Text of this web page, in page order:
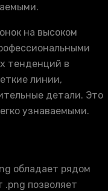
на высоком
тенденций в
линии,
детали. Это
узнаваемыми.
обладает рядом
позволяет